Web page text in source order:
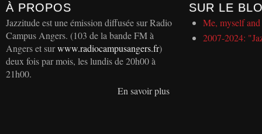
À PROPOS
Jazzitude est une émission diffusée sur Radio
Campus Angers. (103 de la bande FM à
Angers et surwww.radiocampusangers.fr)
deux fois par mois, les lundis de 20h00 à
21h00.
En savoir plus
SUR LE
Me, myself
2007-2024: